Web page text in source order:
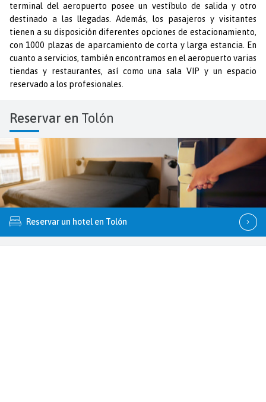
terminal del aeropuerto posee un vestíbulo de salida y otro
destinado a las llegadas. Además, los pasajeros y visitantes
tienen a su disposición diferentes opciones de estacionamiento,
con 1000 plazas de aparcamiento de corta y larga estancia. En
cuanto a servicios, también encontramos en el aeropuerto varias
tiendas y restaurantes, así como una sala VIP y un espacio
reservado a los profesionales.
Reservar en Tolón
Reservar un hotel en Tolón